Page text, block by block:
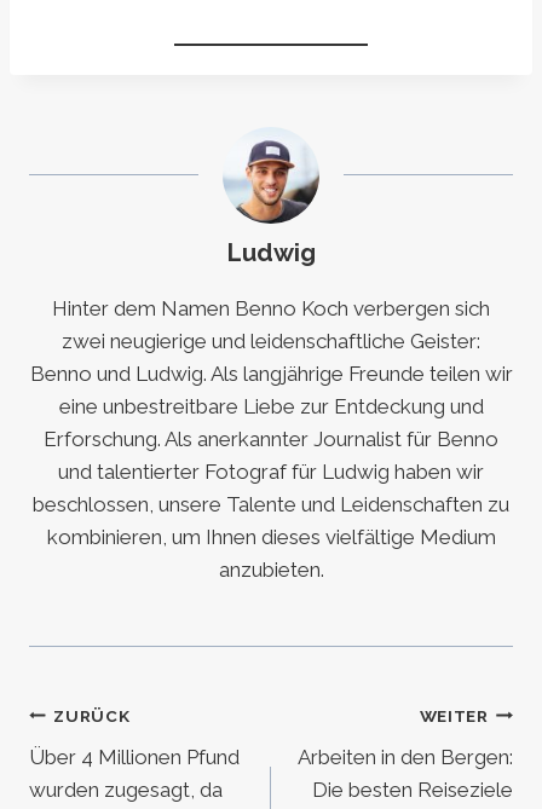
Ludwig
Hinter dem Namen Benno Koch verbergen sich
zwei neugierige und leidenschaftliche Geister:
Benno und Ludwig. Als langjährige Freunde teilen wir
eine unbestreitbare Liebe zur Entdeckung und
Erforschung. Als anerkannter Journalist für Benno
und talentierter Fotograf für Ludwig haben wir
beschlossen, unsere Talente und Leidenschaften zu
kombinieren, um Ihnen dieses vielfältige Medium
anzubieten.
Beitragsnavigation
ZURÜCK
Über 4 Millionen Pfund
wurden zugesagt, da
WEITER
Arbeiten in den Bergen:
Die besten Reiseziele